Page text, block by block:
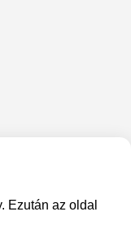
Ezután az oldal